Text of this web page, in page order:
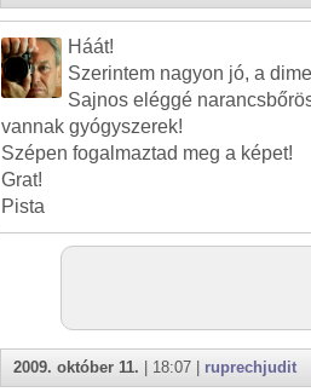
Háát!
Szerintem nagyon jó, a
Sajnos eléggé
vannak gyógyszerek!
Szépen fogalmaztad meg a képet!
Grat!
Pista
2009. október 11. | 18:07 | ruprechjudit